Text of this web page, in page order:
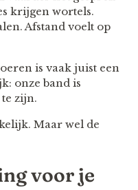
krijgen wortels.
Afstand voelt op
is vaak juist een
onze band is
zijn.
Maar wel de
voor je